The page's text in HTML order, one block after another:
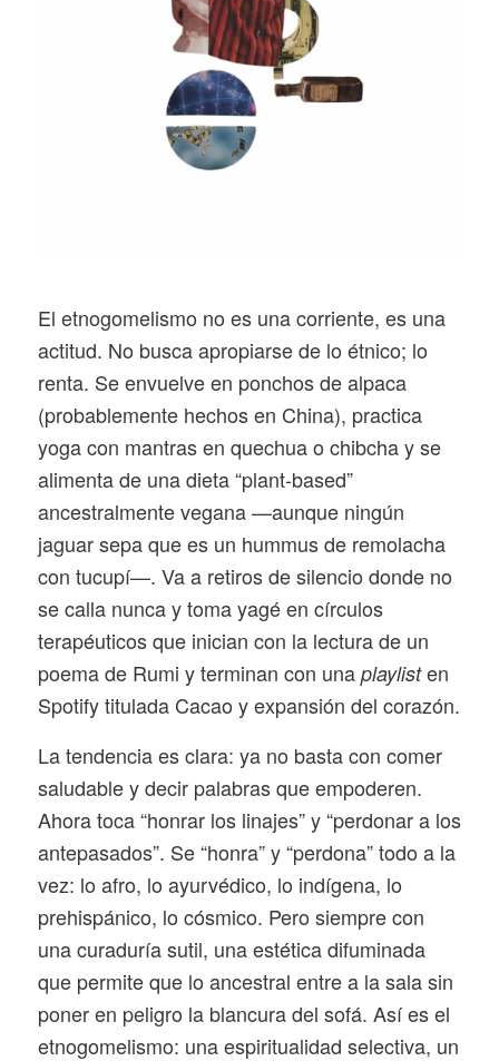
El etnogomelismo no es una corriente, es una
actitud. No busca apropiarse de lo étnico; lo
renta. Se envuelve en ponchos de alpaca
(probablemente hechos en China), practica
yoga con mantras en quechua o chibcha y se
alimenta de una dieta “plant-based”
ancestralmente vegana —aunque ningún
jaguar sepa que es un hummus de remolacha
con tucupí—. Va a retiros de silencio donde no
se calla nunca y toma yagé en círculos
terapéuticos que inician con la lectura de un
poema de Rumi y terminan con una playlisten
Spotify titulada Cacao y expansión del corazón.
La tendencia es clara: ya no basta con comer
saludable y decir palabras que empoderen.
Ahora toca “honrar los linajes” y “perdonar a los
antepasados”. Se “honra” y “perdona” todo a la
vez: lo afro, lo ayurvédico, lo indígena, lo
prehispánico, lo cósmico. Pero siempre con
una curaduría sutil, una estética difuminada
que permite que lo ancestral entre a la sala sin
poner en peligro la blancura del sofá. Así es el
etnogomelismo: una espiritualidad selectiva, un